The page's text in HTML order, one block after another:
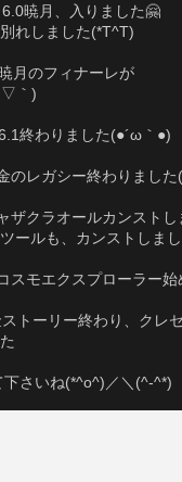
暁月、入りました🤗
れしました(*T^T)
月のフィナーレが
｀)
終わりました(●´ω｀●)
レガシー終わりました(⁠.⁠
ザクラオールカンストし
ールも、カンストしま
スモエクスプローラー始
トーリー終わり、クレ
た
下さいね(*^o^)／＼(^-^*)